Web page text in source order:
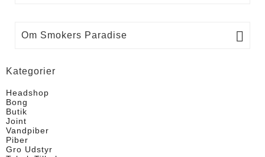
Om Smokers Paradise 
Kategorier
Headshop
Bong
Butik
Joint
Vandpiber
Piber
Gro Udstyr